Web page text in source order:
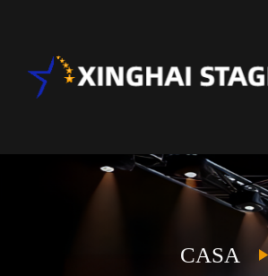
CASA